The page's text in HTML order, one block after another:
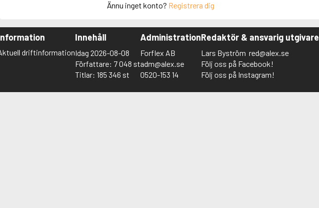
Ännu inget konto? Registrera dig
driftinformation
Innehåll
Idag 2026-08-08
Författare: 7 048 st
Titlar: 185 346 st
Administration
Forflex AB
adm@alex.se
0520-153 14
Redaktör & ansvarig utgivare
Lars Byström red@alex.se
Följ oss på Facebook!
Följ oss på Instagram!